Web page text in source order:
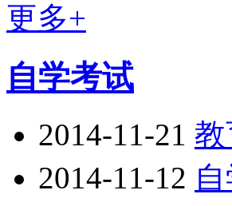
更多+
自学考试
2014-11-21
2014-11-12